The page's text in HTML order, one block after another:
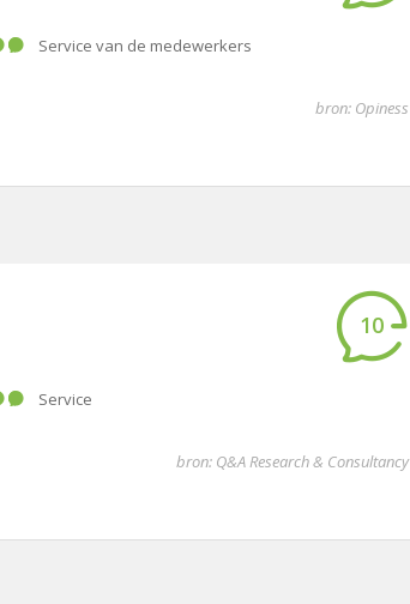
service van de medewerkers
bron: Opiness
10
Service
bron: Q&A Research & Consultancy